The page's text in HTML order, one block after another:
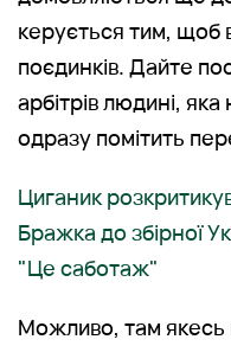
керується тим, щоб
поєдинків. Дайте
арбітрів людині,
одразу помітить
Циганик
Бражка до збірної
"Це саботаж"
Можливо, там якесь